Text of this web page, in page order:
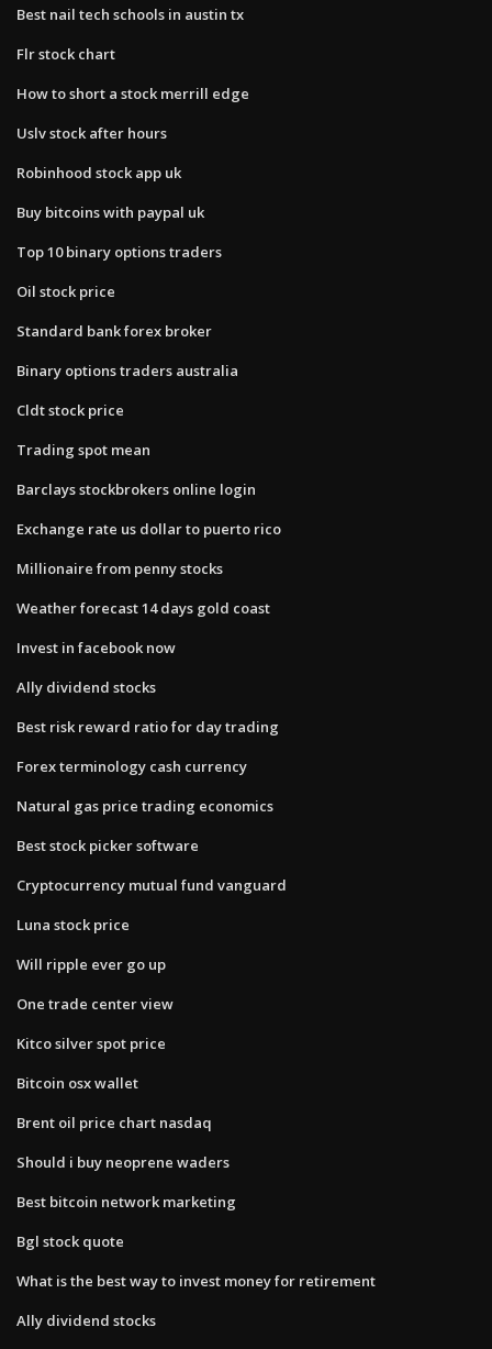
Best nail tech schools in austin tx
Flr stock chart
How to short a stock merrill edge
Uslv stock after hours
Robinhood stock app uk
Buy bitcoins with paypal uk
Top 10 binary options traders
Oil stock price
Standard bank forex broker
Binary options traders australia
Cldt stock price
Trading spot mean
Barclays stockbrokers online login
Exchange rate us dollar to puerto rico
Millionaire from penny stocks
Weather forecast 14 days gold coast
Invest in facebook now
Ally dividend stocks
Best risk reward ratio for day trading
Forex terminology cash currency
Natural gas price trading economics
Best stock picker software
Cryptocurrency mutual fund vanguard
Luna stock price
Will ripple ever go up
One trade center view
Kitco silver spot price
Bitcoin osx wallet
Brent oil price chart nasdaq
Should i buy neoprene waders
Best bitcoin network marketing
Bgl stock quote
What is the best way to invest money for retirement
Ally dividend stocks